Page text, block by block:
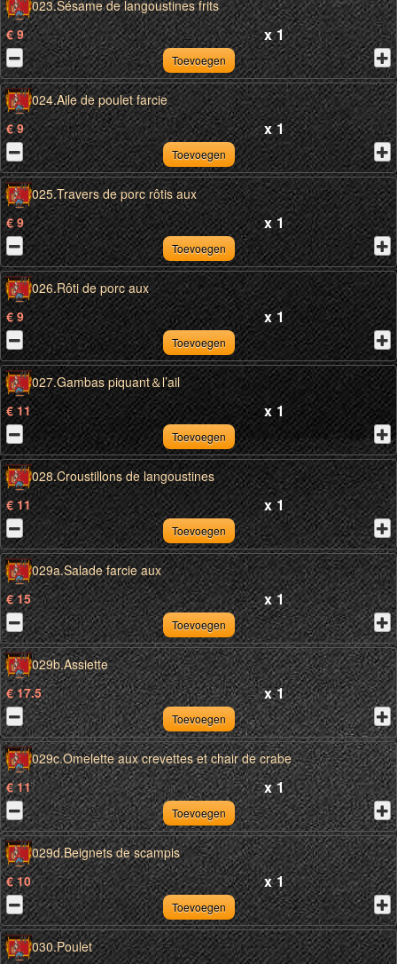
023.Sésame de langoustines frits
€ 9
x 1
Toevoegen
024.Aile de poulet farcie
€ 9
x 1
Toevoegen
025.Travers de porc rôtis aux
€ 9
x 1
Toevoegen
026.Rôti de porc aux
€ 9
x 1
Toevoegen
027.Gambas piquant＆l’ail
€ 11
x 1
Toevoegen
028.Croustillons de langoustines
€ 11
x 1
Toevoegen
029a.Salade farcie aux
€ 15
x 1
Toevoegen
029b.Assiette
€ 17.5
x 1
Toevoegen
029c.Omelette aux crevettes et chair de crabe
€ 11
x 1
Toevoegen
029d.Beignets de scampis
€ 10
x 1
Toevoegen
030.Poulet